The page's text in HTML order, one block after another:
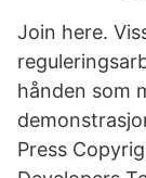
Join here.
hånden som
Press